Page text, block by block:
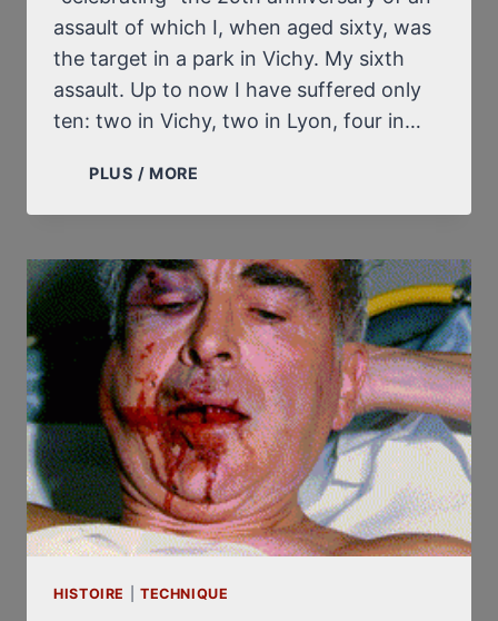
assault of which I, when aged sixty, was
the target in a park in Vichy. My sixth
assault. Up to now I have suffered only
ten: two in Vichy, two in Lyon, four in…
PLUS / MORE
1989,
FRANCE,
A
“NORMAL
AND
NATURAL”
ASSAULT
ON
A
REVISIONIST
HISTOIRE TECHNIQUE